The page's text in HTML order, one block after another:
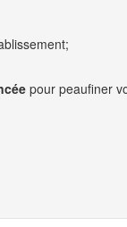
pour peaufiner